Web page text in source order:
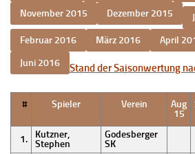
Stand der Saisonwertung
# Spieler Verein
Aug
15
1.
Kutzner,
Stephen
Godesberger
SK